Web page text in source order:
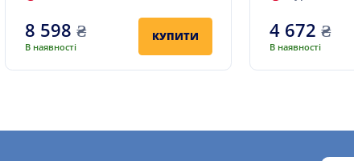
8 598 ₴
В наявності
КУПИТИ 4 672 ₴
В наявності